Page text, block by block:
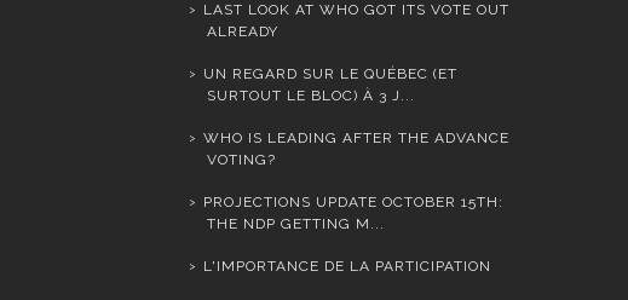
LAST LOOK AT WHO GOT ITS VOTE OUT
ALREADY
UN REGARD SUR LE QUÉBEC (ET
SURTOUT LE BLOC) À 3 J...
WHO IS LEADING AFTER THE ADVANCE
VOTING?
PROJECTIONS UPDATE OCTOBER 15TH:
THE NDP GETTING M...
L'IMPORTANCE DE LA PARTICIPATION